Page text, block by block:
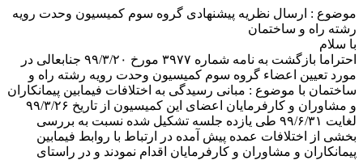
موضوع : ارسال نظریه پیشنهادی گروه سوم کمیسیون وحدت رویه
رشته راه و ساختمان
با سلام
احتراما بازگشت به نامه شماره ۳۹۷۷ مورخ ۹۹/۳/۲۰ جنابعالی در
مورد تعیین اعضاء گروه سوم کمیسیون وحدت رویه رشته راه و
ساختمان با موضوع : مبانی رسیدگی به اختلافات فیمابین پیمانکاران
و مشاوران و کارفرمایان اعضای این کمیسیون از تاریخ ۹۹/۳/۲۶
لغایت ۹۹/۶/۳۱ طی یازده جلسه تشکیل شده نسبت به بررسی
بخشی از اختلافات عمده پیش آمده در ارتباط با روابط فیمابین
پیمانکاران و مشاوران و کارفرمایان اقدام نمودند و در راستای